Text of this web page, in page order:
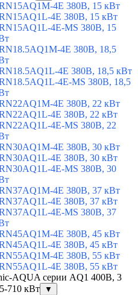
4E 380В, 15 кВт
4E 380В, 15 кВт
4E-MS 380В, 15
4E 380В, 18,5
4E 380В, 18,5 кВт
4E-MS 380В, 18,5
4E 380В, 22 кВт
4E 380В, 22 кВт
4E-MS 380В, 22
4E 380В, 30 кВт
4E 380В, 30 кВт
4E-MS 380В, 30
4E 380В, 37 кВт
4E 380В, 37 кВт
4E-MS 380В, 37
4E 380В, 45 кВт
4E 380В, 45 кВт
4E 380В, 55 кВт
4E 380В, 55 кВт
AQUA серии AQ1 400В, 3
710 кВт
▼